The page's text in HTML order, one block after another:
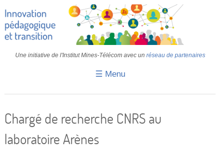
Une initiative de l'Institut Mines-Télécom avec un réseau de partenaires
☰ Menu
Chargé de recherche CNRS au
laboratoire Arènes